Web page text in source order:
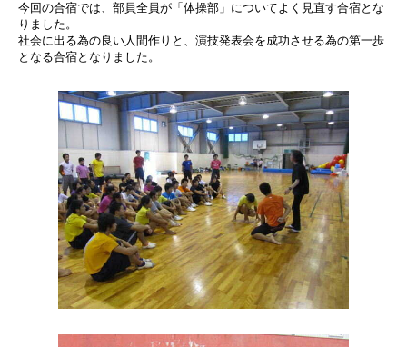
今回の合宿では、部員全員が「体操部」についてよく見直す合宿とな
りました。
社会に出る為の良い人間作りと、演技発表会を成功させる為の第一歩
となる合宿となりました。